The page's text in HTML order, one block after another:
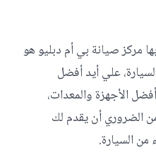
مركز صيانة بي أم دبليو هو
علي أيد أفضل
الأجهزة والمعدات،
الضروري أن يقدم لك
السيارة.